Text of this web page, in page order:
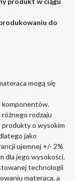
do
mogą się
komponentów.
rodzaju
o wysokim
jako
ujemnej +/- 2%
dla jego wysokości.
technologii
materaca, a